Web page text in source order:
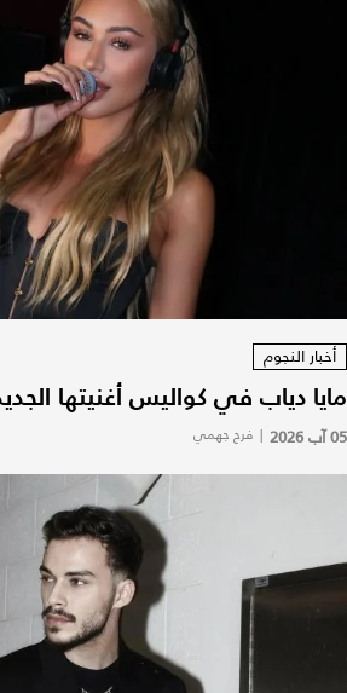
أخبار النجوم
مايا دياب في كواليس أغنيتها
05 آب 2026 | فرح جهمي